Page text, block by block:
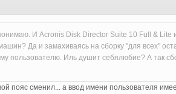
И Acronis Disk Director Suite 10 Full & Lite
Да и замахиваясь на сборку "для всех"
пользователю. Иль душит себялюбие? А так
пояс сменил... а ввод имени пользователя